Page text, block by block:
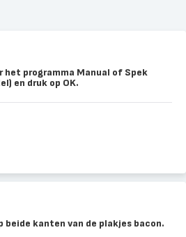
het programma Manual of Spek
en druk op OK.
beide kanten van de plakjes bacon.